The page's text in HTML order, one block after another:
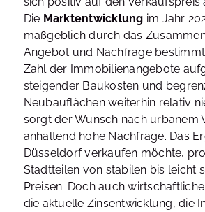
Die Marktentwicklung im Jahr
maßgeblich durch das
Angebot und Nachfrage
Zahl der Immobilienangebote
steigender Baukosten und
Neubauflächen weiterhin relativ
sorgt der Wunsch nach urbanem
anhaltend hohe Nachfrage. Das
Düsseldorf verkaufen möchte,
Stadtteilen von stabilen bis leicht
Preisen. Doch auch
die aktuelle Zinsentwicklung, die